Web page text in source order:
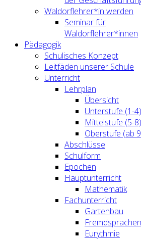
Waldorflehrer*in werden
Seminar für
Waldorflehrer*innen
Pädagogik
Schulisches Konzept
Leitfäden unserer Schule
Unterricht
Lehrplan
Übersicht
Unterstufe (1-4)
Mittelstufe (5-8)
Oberstufe (ab
Abschlüsse
Schulform
Epochen
Hauptunterricht
Mathematik
Fachunterricht
Gartenbau
Eurythmie